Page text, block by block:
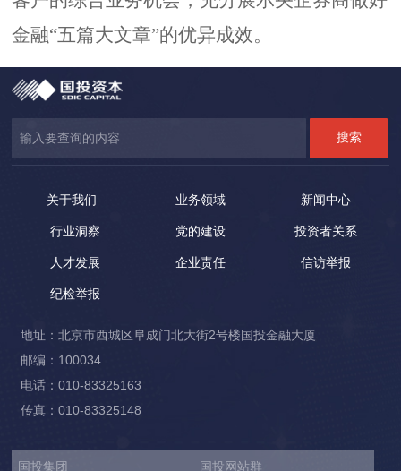
金融“五篇大文章”的优异成效。
关于我们 业务领域 新闻中心
行业洞察 党的建设 投资者关系
人才发展 企业责任 信访举报
纪检举报
地址：北京市西城区阜成门北大街2号楼国投金融大厦
邮编：100034
电话：010-83325163
传真：010-83325148
国投集团 国投网站群